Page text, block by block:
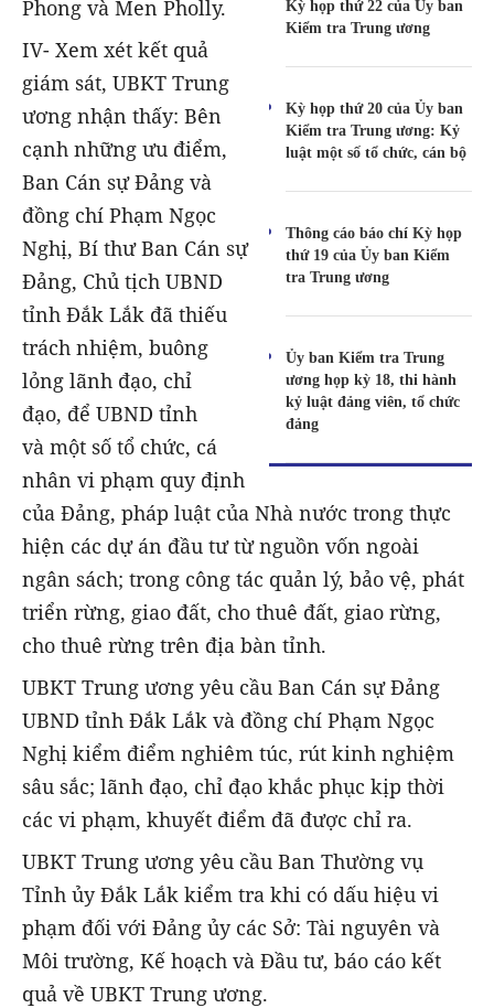
Kỳ họp thứ 22 của Ủy ban
Kiểm tra Trung ương
Kỳ họp thứ 20 của Ủy ban
Kiểm tra Trung ương: Kỷ
luật một số tổ chức, cán bộ
Thông cáo báo chí Kỳ họp
thứ 19 của Ủy ban Kiểm
tra Trung ương
Ủy ban Kiểm tra Trung
ương họp kỳ 18, thi hành
kỷ luật đảng viên, tổ chức
đảng
Phong và Men Pholly.
IV- Xem xét kết quả
giám sát, UBKT Trung
ương nhận thấy: Bên
cạnh những ưu điểm,
Ban Cán sự Đảng và
đồng chí Phạm Ngọc
Nghị, Bí thư Ban Cán sự
Đảng, Chủ tịch UBND
tỉnh Đắk Lắk đã thiếu
trách nhiệm, buông
lỏng lãnh đạo, chỉ
đạo, để UBND tỉnh
và một số tổ chức, cá
nhân vi phạm quy định
của Đảng, pháp luật của Nhà nước trong thực
hiện các dự án đầu tư từ nguồn vốn ngoài
ngân sách; trong công tác quản lý, bảo vệ, phát
triển rừng, giao đất, cho thuê đất, giao rừng,
cho thuê rừng trên địa bàn tỉnh.
UBKT Trung ương yêu cầu Ban Cán sự Đảng
UBND tỉnh Đắk Lắk và đồng chí Phạm Ngọc
Nghị kiểm điểm nghiêm túc, rút kinh nghiệm
sâu sắc; lãnh đạo, chỉ đạo khắc phục kịp thời
các vi phạm, khuyết điểm đã được chỉ ra.
UBKT Trung ương yêu cầu Ban Thường vụ
Tỉnh ủy Đắk Lắk kiểm tra khi có dấu hiệu vi
phạm đối với Đảng ủy các Sở: Tài nguyên và
Môi trường, Kế hoạch và Đầu tư, báo cáo kết
quả về UBKT Trung ương.